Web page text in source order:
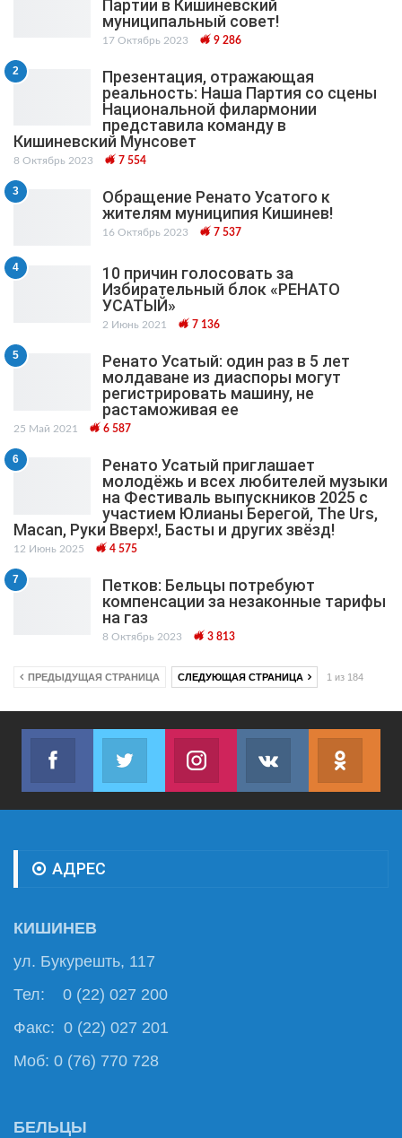
Партии в Кишиневский
муниципальный cовет!
17 Октябрь 2023 9 286
2
Презентация, отражающая
реальность: Наша Партия со сцены
Национальной филармонии
представила команду в
Кишиневский Мунсовет
8 Октябрь 2023 7 554
3
Обращение Ренато Усатого к
жителям муниципия Кишинев!
16 Октябрь 2023 7 537
4
10 причин голосовать за
Избирательный блок «РЕНАТО
УСАТЫЙ»
2 Июнь 2021 7 136
5
Ренато Усатый: один раз в 5 лет
молдаване из диаспоры могут
регистрировать машину, не
растаможивая ее
25 Май 2021 6 587
6
Ренато Усатый приглашает
молодёжь и всех любителей музыки
на Фестиваль выпускников 2025 с
участием Юлианы Берегой, The Urs,
Macan, Руки Вверх!, Басты и других звёзд!
12 Июнь 2025 4 575
7
Петков: Бельцы потребуют
компенсации за незаконные тарифы
на газ
8 Октябрь 2023 3 813
ПРЕДЫДУЩАЯ СТРАНИЦА СЛЕДУЮЩАЯ СТРАНИЦА 1 из 184
Facebook
Join us on Facebook
Twitter
Join us on TwitterJoin us on InstagramJoin us on VK
АДРЕС
КИШИНЕВ
ул. Букурешть, 117
Тел: 0 (22) 027 200
Факс: 0 (22) 027 201
Моб: 0 (76) 770 728
БЕЛЬЦЫ